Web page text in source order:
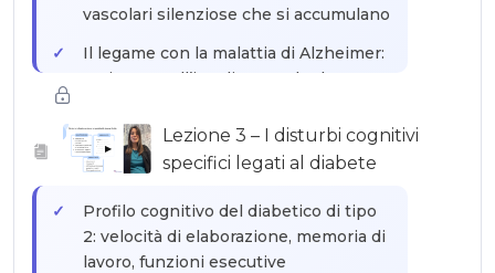
vascolari silenziose che si accumulano
Il legame con la malattia di Alzheimer:
resistenza all’insulina cerebrale,
Il legame con la demenza vascolare:
incidenti vascolari silenziosi,
▶
Lezione 3 – I disturbi cognitivi
specifici legati al diabete
Profilo cognitivo del diabetico di tipo
2: velocità di elaborazione, memoria di
lavoro, funzioni esecutive